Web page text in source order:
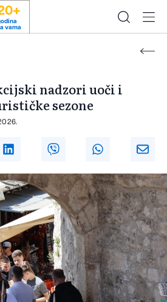
vama
nadzori uoči i
sezone